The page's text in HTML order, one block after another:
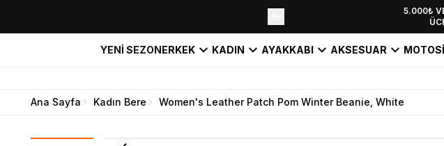
5.000₺
YENİ
YENİ SEZONERKEK KADIN AYAKKABI AKSESUAR
Ana Sayfa Kadın Bere Women's Leather Patch Pom Winter Beanie, White